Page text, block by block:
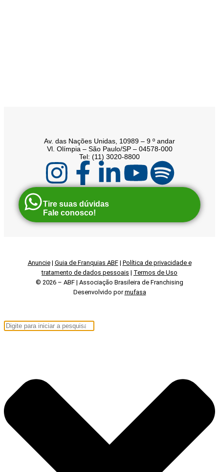
Av. das Nações Unidas, 10989 – 9 º andar
Vl. Olímpia – São Paulo/SP – 04578-000
Tel: (11) 3020-8800
Tire suas dúvidas
Fale conosco!
Anuncie| Guia de Franquias ABF| Política de privacidade e
tratamento de dados pessoais | Termos de Uso
© 2026 – ABF | Associação Brasileira de Franchising
Desenvolvido pormufasa